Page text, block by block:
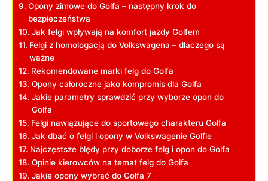
Opony zimowe ​do Golfa ‌– następny ⁣krok ‌do
bezpieczeństwa
Jak felgi wpływają na komfort jazdy Golfem
Felgi ⁣z homologacją do ⁤Volkswagena – dlaczego są⁢
ważne
Rekomendowane ​marki⁢ felg⁢ do Golfa
Opony całoroczne ‌jako kompromis‌ dla Golfa
Jakie parametry​ sprawdzić przy wyborze opon ⁢do
Golfa
Felgi nawiązujące ⁢do​ sportowego charakteru ​Golfa
Jak dbać o felgi i opony w Volkswagenie Golfie
Najczęstsze błędy przy doborze ​felg ⁤i opon do Golfa
Opinie ⁤kierowców na temat‍ felg​ do ‌Golfa
Jakie opony wybrać do Golfa⁣ 7